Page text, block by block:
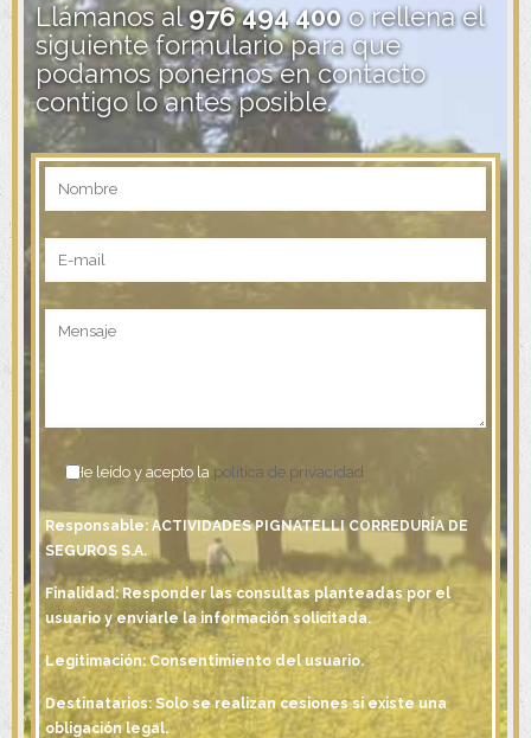
Llámanos al976 494 400o rellena el
siguiente formulario para que
podamos ponernos en contacto
contigo lo antes posible.
He leído y acepto la política de privacidad
Responsable: ACTIVIDADES PIGNATELLI CORREDURÍA DE
SEGUROS S.A.
Finalidad: Responder las consultas planteadas por el
usuario y enviarle la información solicitada.
Legitimación: Consentimiento del usuario.
Destinatarios: Solo se realizan cesiones si existe una
obligación legal.